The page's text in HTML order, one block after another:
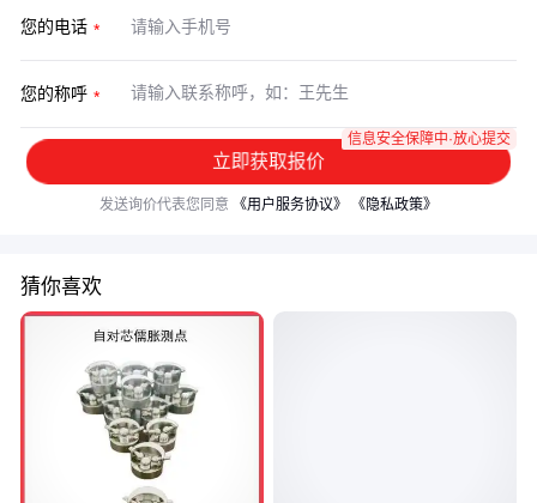
您的电话
您的称呼
立即获取报价
信息安全保障中·放心提交
发送询价代表您同意 《用户服务协议》 《隐私政策》
猜你喜欢